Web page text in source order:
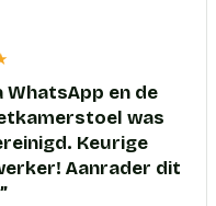
en de
was
Keurige
Aanrader dit
”